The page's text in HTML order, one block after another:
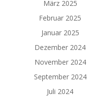
März 2025
Februar 2025
Januar 2025
Dezember 2024
November 2024
September 2024
Juli 2024